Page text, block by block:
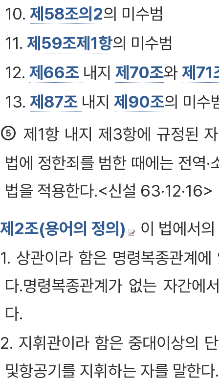
10. 제58조의2의 미수범
11. 제59조제1항의 미수범
12. 제66조 내지 제70조와 제71
13. 제87조 내지 제90조의 미수
⑤ 제1항 내지 제3항에 규정된
법에 정한죄를 범한 때에는 전역
법을 적용한다.<신설 63·12·16>
제2조(용어의 정의)
이 법에서
1. 상관이라 함은 명령복종관계
다.명령복종관계가 없는 자간에
다.
2. 지휘관이라 함은 중대이상의
및항공기를 지휘하는 자를 말한다.